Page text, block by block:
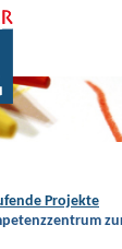
Projekte